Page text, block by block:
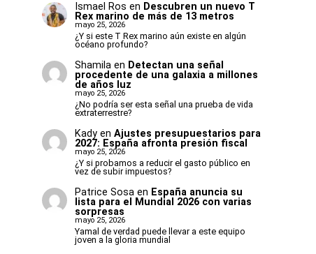
Ismael Ros en Descubren un nuevo T
Rex marino de más de 13 metros
mayo 25, 2026
¿Y si este T Rex marino aún existe en algún
océano profundo?
Shamila en Detectan una señal
procedente de una galaxia a millones
de años luz
mayo 25, 2026
¿No podría ser esta señal una prueba de vida
extraterrestre?
Kady en Ajustes presupuestarios para
2027: España afronta presión fiscal
mayo 25, 2026
¿Y si probamos a reducir el gasto público en
vez de subir impuestos?
Patrice Sosaen España anuncia su
lista para el Mundial 2026 con varias
sorpresas
mayo 25, 2026
Yamal de verdad puede llevar a este equipo
joven a la gloria mundial